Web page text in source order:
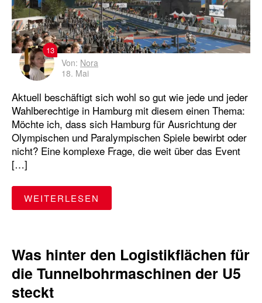
13
Von: Nora
18. Mai
Aktuell beschäftigt sich wohl so gut wie jede und jeder
Wahlberechtige in Hamburg mit diesem einen Thema:
Möchte ich, dass sich Hamburg für Ausrichtung der
Olympischen und Paralympischen Spiele bewirbt oder
nicht? Eine komplexe Frage, die weit über das Event
[…]
WEITERLESEN
Was hinter den Logistikflächen für
die Tunnelbohrmaschinen der U5
steckt